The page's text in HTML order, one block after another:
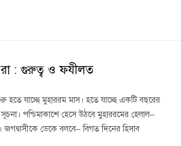
: গুরুত্ব ও ফযীলত
হতে যাচ্ছে মুহাররম মাস। হতে যাচ্ছে একটি বছরের
পশ্চিমাকাশে হেসে উঠবে মুহাররমের হেলাল–
ডেকে বলবে– বিগত দিনের হিসাব